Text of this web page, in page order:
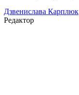
Дзвенислава Карплюк
Редактор